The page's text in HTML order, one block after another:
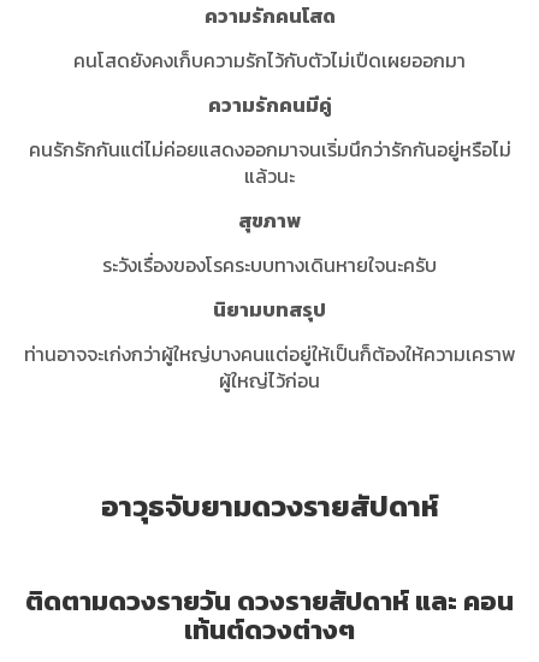
ความรักคนโสด
คนโสดยังคงเก็บความรักไว้กับตัวไม่เปืดเผยออกมา
ความรักคนมีคู่
คนรักรักกันแต่ไม่ค่อยแสดงออกมาจนเริ่มนึกว่ารักกันอยู่หรือไม่
แล้วนะ
สุขภาพ
ระวังเรื่องของโรคระบบทางเดินหายใจนะครับ
นิยามบทสรุป
ท่านอาจจะเก่งกว่าผู้ใหญ่บางคนแต่อยู่ให้เป็นก็ต้องให้ความเคราพ
ผู้ใหญ่ไว้ก่อน
อาวุธจับยามดวงรายสัปดาห์
ติดตามดวงรายวัน ดวงรายสัปดาห์ และ คอน
เท้นต์ดวงต่างๆ